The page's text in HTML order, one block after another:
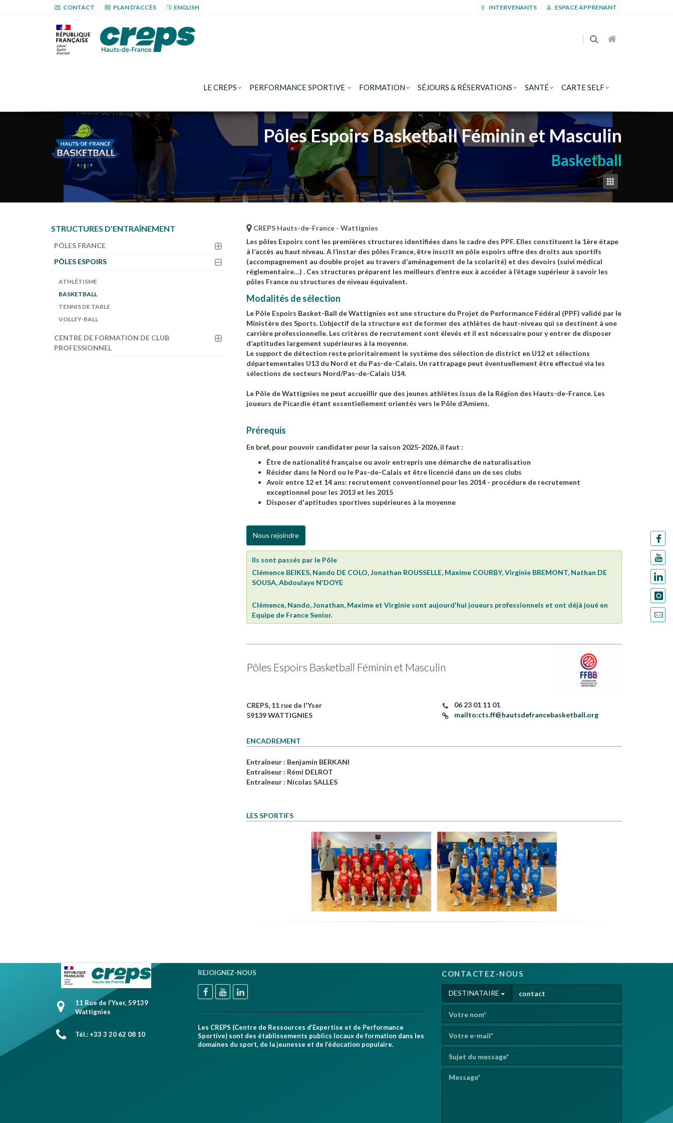
INTERVENANTS ESPACE APPRENANT
CONTACT PLAN D'ACCÈS ENGLISH
LE CREPS PERFORMANCE SPORTIVE FORMATION SÉJOURS & RÉSERVATIONS SANTÉ CARTE SELF
Pôles Espoirs Basketball Féminin et Masculin
Basketball
STRUCTURES D'ENTRAÎNEMENT
PÔLES FRANCE
PÔLES ESPOIRS
ATHLÉTISME
BASKETBALL
TENNIS DE TABLE
VOLLEY-BALL
CENTRE DE FORMATION DE CLUB
PROFESSIONNEL
CREPS Hauts-de-France - Wattignies
Les pôles Espoirs sont les premières structures identifiées dans le cadre des PPF. Elles constituent la 1ère étape
à l’accès au haut niveau. A l’instar des pôles France, être inscrit en pôle espoirs offre des droits aux sportifs
(accompagnement au double projet au travers d’aménagement de la scolarité) et des devoirs (suivi médical
réglementaire…) . Ces structures préparent les meilleurs d’entre eux à accéder à l’étage supérieur à savoir les
pôles France ou structures de niveau équivalent.
Modalités de sélection
Le Pôle Espoirs Basket-Ball de Wattignies est une structure du Projet de Performance Fédéral (PPF) validé par le
Ministère des Sports. L’objectif de la structure est de former des athlètes de haut-niveau qui se destinent à une
carrière professionnelle. Les critères de recrutement sont élevés et il est nécessaire pour y entrer de disposer
d’aptitudes largement supérieures à la moyenne.
Le support de détection reste prioritairement le système des sélection de district en U12 et sélections
départementales U13 du Nord et du Pas-de-Calais. Un rattrapage peut éventuellement être effectué via les
sélections de secteurs Nord/Pas-de-Calais U14.
Le Pôle de Wattignies ne peut accueillir que des jeunes athlètes issus de la Région des Hauts-de-France. Les
joueurs de Picardie étant essentiellement orientés vers le Pôle d’Amiens.
Prérequis
En bref, pour pouvoir candidater pour la saison 2025-2026, il faut :
Être de nationalité française ou avoir entrepris une démarche de naturalisation
Résider dans le Nord ou le Pas-de-Calais et être licencié dans un de ses clubs
Avoir entre 12 et 14 ans: recrutement conventionnel pour les 2014 - procédure de recrutement
exceptionnel pour les 2013 et les 2015
Disposer d'aptitudes sportives supérieures à la moyenne
Nous rejoindre
Ils sont passés par le Pôle
Clémence BEIKES, Nando DE COLO, Jonathan ROUSSELLE, Maxime COURBY, Virginie BREMONT, Nathan DE
SOUSA, Abdoulaye N'DOYE
Clémence, Nando, Jonathan, Maxime et Virginie sont aujourd'hui joueurs professionnels et ont déjà joué en
Equipe de France Senior.
Pôles Espoirs Basketball Féminin et Masculin
CREPS, 11 rue de l'Yser
59139 WATTIGNIES
06 23 01 11 01
mailto:cts.ff@hautsdefrancebasketball.org
ENCADREMENT
Entraîneur : Benjamin BERKANI
Entraîneur : Rémi DELROT
Entraîneur : Nicolas SALLES
LES SPORTIFS
11 Rue de l’Yser, 59139
Wattignies
Tél.: +33 3 20 62 08 10
REJOIGNEZ-NOUS
Les CREPS (Centre de Ressources d’Expertise et de Performance
Sportive) sont des établissements publics locaux de formation dans les
domaines du sport, de la jeunesse et de l’éducation populaire.
CONTACTEZ-NOUS
DESTINATAIRE